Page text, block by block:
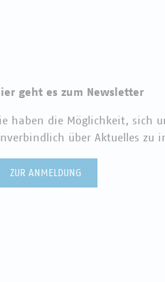
geht es zum Newsletter
haben die Möglichkeit, sich
über Aktuelles zu
ZUR ANMELDUNG